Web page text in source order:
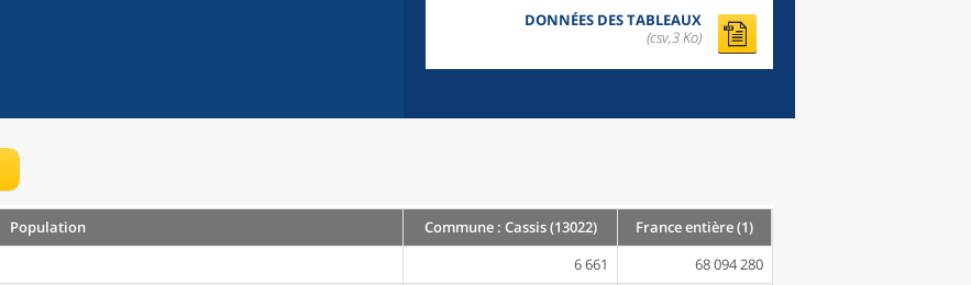
DONNÉES DES TABLEAUX
(csv,3 Ko)
Population Commune : Cassis (13022)
France entière (1)
6 661
68 094 280